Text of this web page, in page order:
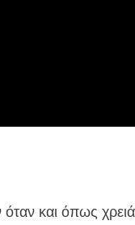
και όπως